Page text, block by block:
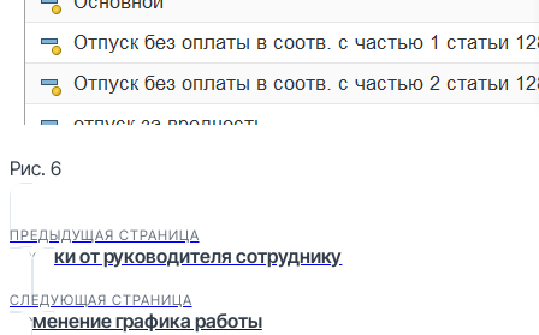
Рис. 6
ПРЕДЫДУЩАЯ СТРАНИЦА
Заявки от руководителя сотруднику
СЛЕДУЮЩАЯ СТРАНИЦА
Изменение графика работы